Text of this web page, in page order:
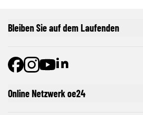
Online Netzwerk oe24
Bleiben Sie auf dem Laufenden